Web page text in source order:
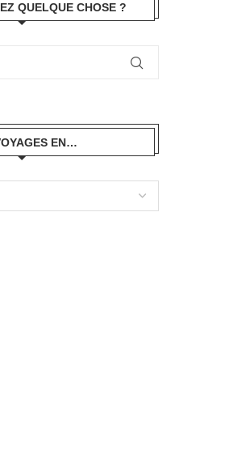
QUELQUE CHOSE ?
EN…